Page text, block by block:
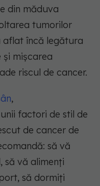
din măduva
tumorilor
aflat încă legătura
mișcarea
riscul de cancer.
,
factori de stil de
de cancer de
să vă
să vă alimenți
să dormiți